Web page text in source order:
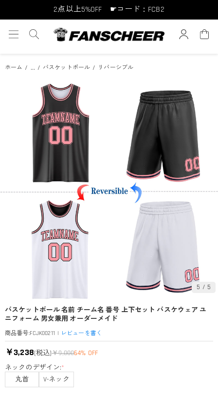
2点以上5%OFF ☛コード：FCB2
10点以上10%OFF ☛コード：FCB10
ホーム ... バスケットボール リバーシブル
5 / 5
バスケットボール 名前 チーム名 番号 上下セット バスケウェア ユ
ニフォーム 男女兼用 オーダーメイド
商品番号:FCJK00211 | レビューを書く
￥3,238(税込)￥9,00064% OFF
ネックのデザイン:*
丸首
V-ネック